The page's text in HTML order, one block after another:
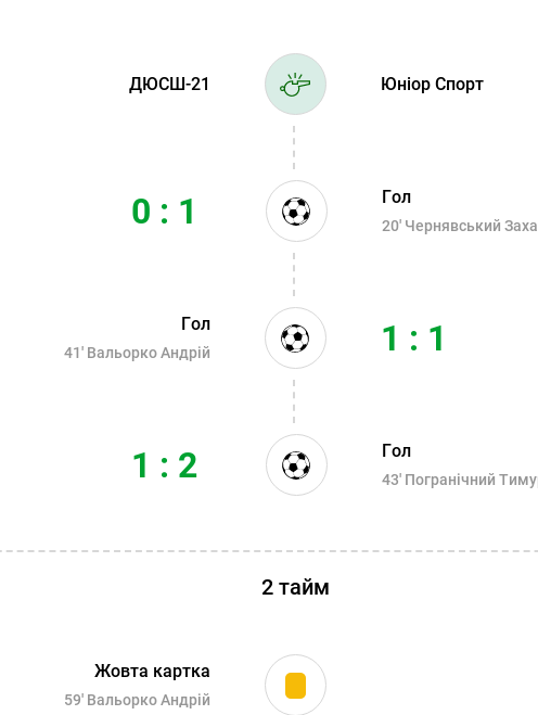
ДЮСШ-21 Юніор Спорт
Гол
20' Чернявський
0 : 1
Гол
41' Вальорко Андрій 1 : 1
Гол
43' Погранічний
1 : 2
2 тайм
Жовта картка
59' Вальорко Андрій